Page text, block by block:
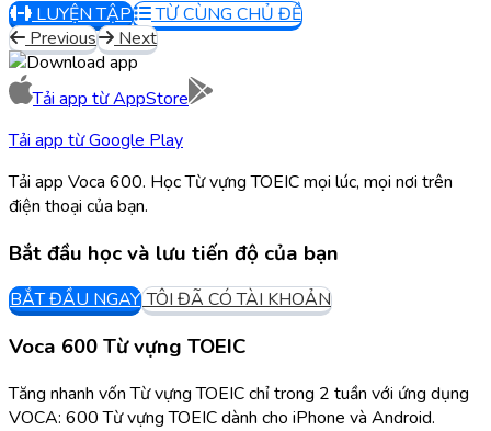
LUYỆN TẬP
TỪ CÙNG CHỦ ĐỀ
Previous
Next
Tải app từAppStore
Tải app từGoogle Play
Tải app Voca 600. Học Từ vựng TOEIC mọi lúc, mọi nơi trên
điện thoại của bạn.
Bắt đầu học và lưu tiến độ của bạn
BẮT ĐẦU NGAY TÔI ĐÃ CÓ TÀI KHOẢN
Voca 600 Từ vựng TOEIC
Tăng nhanh vốn Từ vựng TOEIC chỉ trong 2 tuần với ứng dụng
VOCA: 600 Từ vựng TOEIC dành cho iPhone và Android.